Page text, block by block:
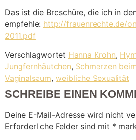
Das ist die Broschüre, die ich in
empfehle: http://frauenrechte.de/
2011.pdf
Verschlagwortet Hanna Krohn,
Jungfernhäutchen, Schmerzen
Vaginalsaum, weibliche Sexualität
SCHREIBE EINEN
Deine E-Mail-Adresse wird nicht
Erforderliche Felder sind mit *